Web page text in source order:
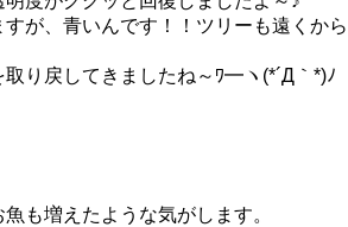
が、青いんです！！ツリーも遠くから
り戻してきましたね～ﾜ━ヽ(*´Д｀*)ﾉ
も増えたような気がします。